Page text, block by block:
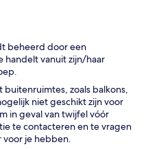
beheerd door een
handelt vanuit zijn/haar
zoals balkons,
niet geschikt zijn voor
in geval van twijfel vóór
te contacteren en te vragen
voor je hebben.